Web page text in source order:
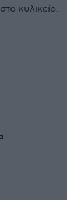
κυλικείο.